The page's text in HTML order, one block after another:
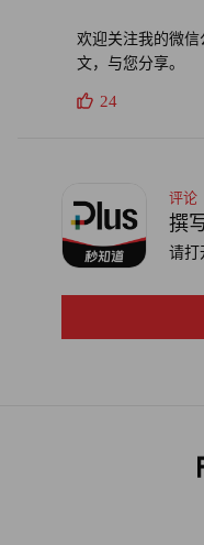
欢迎关注我的微信
文，与您分享。
24
评论
撰
请打